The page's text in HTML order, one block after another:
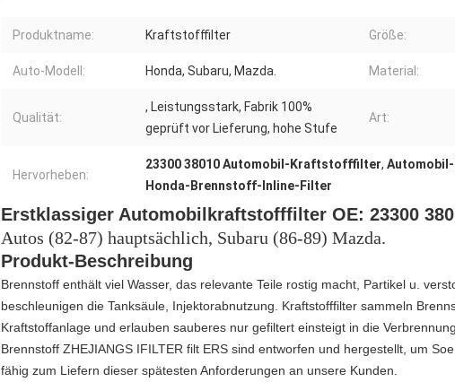
Produktname: Kraftstofffilter Größe:
Auto-Modell: Honda, Subaru, Mazda. Material:
Qualität:
, Leistungsstark, Fabrik 100%
geprüft vor Lieferung, hohe Stufe
Art:
Hervorheben:
23300 38010 Automobil-Kraftstofffilter,
Honda-Brennstoff-Inline-Filter
Erstklassiger Automobilkraftstofffilter OE: 23300
Autos (82-87) hauptsächlich, Subaru (86-89) Mazda.
Produkt-Beschreibung
Brennstoff enthält viel Wasser, das relevante Teile rostig macht, Partikel u.
beschleunigen die Tanksäule, Injektorabnutzung. Kraftstofffilter sammeln
Kraftstoffanlage und erlauben sauberes nur gefiltert einsteigt in die
Brennstoff ZHEJIANGS IFILTER filt ERS sind entworfen und hergestellt, um
fähig zum Liefern dieser spätesten Anforderungen an unsere Kunden.